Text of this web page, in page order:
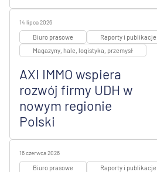
14 lipca 2026
Biuro prasowe
Raporty i publikacje
Magazyny, hale, logistyka, przemysł
AXI IMMO wspiera
rozwój firmy UDH w
nowym regionie
Polski
16 czerwca 2026
Biuro prasowe
Raporty i publikacje